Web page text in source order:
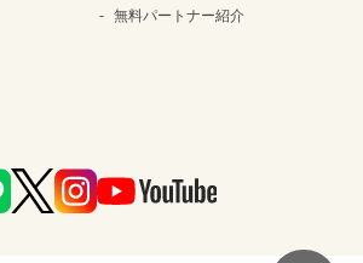
無料パートナー紹介